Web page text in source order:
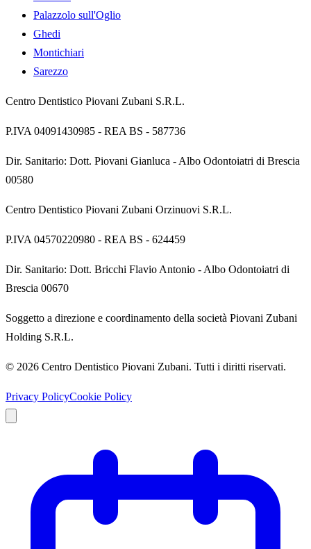
Palazzolo sull'Oglio
Ghedi
Montichiari
Sarezzo
Centro Dentistico Piovani Zubani S.R.L.
P.IVA 04091430985 - REA BS - 587736
Dir. Sanitario: Dott. Piovani Gianluca - Albo Odontoiatri di Brescia
00580
Centro Dentistico Piovani Zubani Orzinuovi S.R.L.
P.IVA 04570220980 - REA BS - 624459
Dir. Sanitario: Dott. Bricchi Flavio Antonio - Albo Odontoiatri di
Brescia 00670
Soggetto a direzione e coordinamento della società Piovani Zubani
Holding S.R.L.
© 2026 Centro Dentistico Piovani Zubani. Tutti i diritti riservati.
Privacy PolicyCookie Policy